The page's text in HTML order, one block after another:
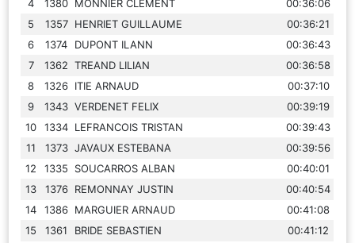
4
1380 MONNIER CLEMENT
00:36:06
5
1357 HENRIET GUILLAUME
00:36:21
6
1374 DUPONT ILANN
00:36:43
7
1362 TREAND LILIAN
00:36:58
8
1326 ITIE ARNAUD
00:37:10
9
1343 VERDENET FELIX
00:39:19
10
1334 LEFRANCOIS TRISTAN
00:39:43
11
1373 JAVAUX ESTEBANA
00:39:56
12
1335 SOUCARROS ALBAN
00:40:01
13
1376 REMONNAY JUSTIN
00:40:54
14
1386 MARGUIER ARNAUD
00:41:08
15
1361 BRIDE SEBASTIEN
00:41:12